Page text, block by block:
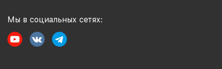
Мы в социальных сетях: